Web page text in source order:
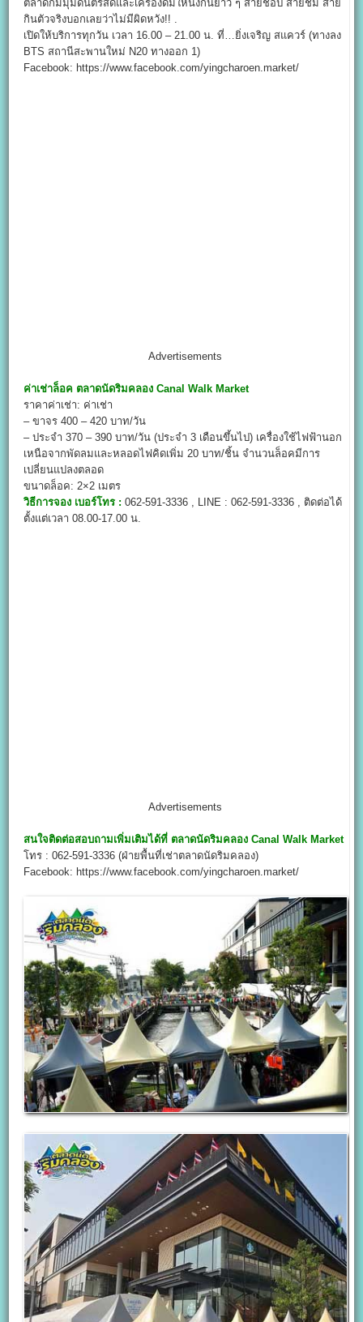
ตลาดก็มีมุมดนตรีสดและเครื่องดื่มให้นั่งกันยาว ๆ สายช้อป สายชิม สาย
กินตัวจริงบอกเลยว่าไม่มีผิดหวัง!! .
เปิดให้บริการทุกวัน เวลา 16.00 – 21.00 น. ที่…ยิ่งเจริญ สแควร์ (ทางลง
BTS สถานีสะพานใหม่ N20 ทางออก 1)
Facebook: https://www.facebook.com/yingcharoen.market/
Advertisements
ค่าเช่าล็อค ตลาดนัดริมคลอง Canal Walk Market
ราคาค่าเช่า: ค่าเช่า
– ขาจร 400 – 420 บาท/วัน
– ประจำ 370 – 390 บาท/วัน (ประจำ 3 เดือนขึ้นไป) เครื่องใช้ไฟฟ้านอก
เหนือจากพัดลมและหลอดไฟคิดเพิ่ม 20 บาท/ชิ้น จำนวนล็อคมีการ
เปลี่ยนแปลงตลอด
ขนาดล็อค: 2×2 เมตร
วิธีการจอง เบอร์โทร : 062-591-3336 , LINE : 062-591-3336 , ติดต่อได้
ตั้งแต่เวลา 08.00-17.00 น.
Advertisements
สนใจติดต่อสอบถามเพิ่มเติมได้ที่ ตลาดนัดริมคลองCanal Walk Market
โทร : 062-591-3336 (ฝ่ายพื้นที่เช่าตลาดนัดริมคลอง)
Facebook: https://www.facebook.com/yingcharoen.market/